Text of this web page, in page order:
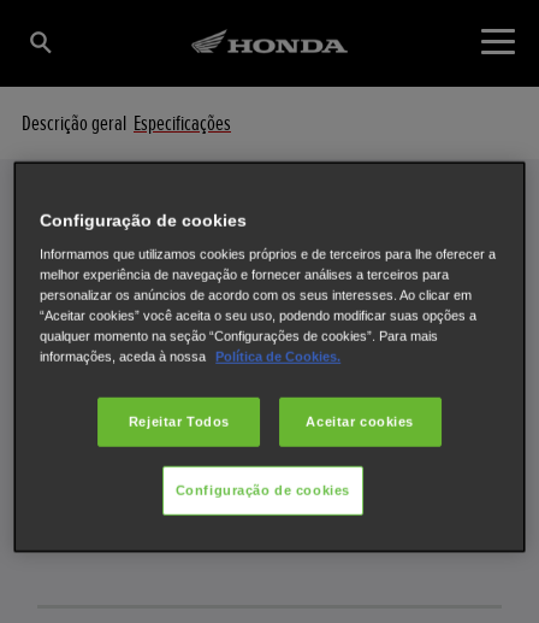
Descrição geral Especificações
Especificações
O SEU FOURTRAX 250 AO
PORMENOR
Seleccione um Moto 4 para consultar as especificações.
Configuração de cookies
Informamos que utilizamos cookies próprios e de terceiros para lhe oferecer a
melhor experiência de navegação e fornecer análises a terceiros para
personalizar os anúncios de acordo com os seus interesses. Ao clicar em
“Aceitar cookies” você aceita o seu uso, podendo modificar suas opções a
qualquer momento na seção “Configurações de cookies”. Para mais
informações, aceda à nossa
Política de Cookies.
Rejeitar Todos Aceitar cookies
Configuração de cookies